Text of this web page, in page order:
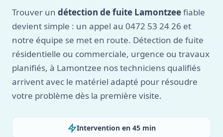
Trouver un détection de fuite Lamontzeefiable
devient simple : un appel au 0472 53 24 26 et
notre équipe se met en route. Détection de fuite
résidentielle ou commerciale, urgence ou travaux
planifiés, à Lamontzee nos techniciens qualifiés
arrivent avec le matériel adapté pour résoudre
votre problème dès la première visite.
Intervention en 45 min